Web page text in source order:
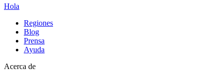
Hola
Regiones
Blog
Prensa
Ayuda
Acerca de